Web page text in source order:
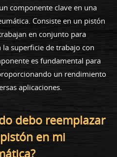
componente clave en una
Consiste en un pistón
en conjunto para
superficie de trabajo con
es fundamental para
un rendimiento
aplicaciones.
debo reemplazar
en mi